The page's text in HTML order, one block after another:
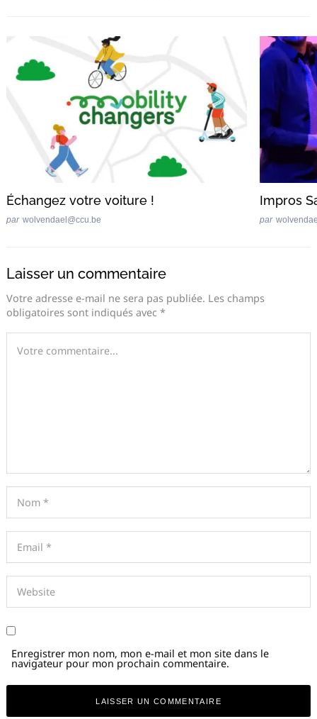
Échangez votre voiture !
par wolvendael@ccu.be
Impros
par
Laisser un commentaire
Votre adresse e-mail ne sera pas publiée. Les champs
obligatoires sont indiqués avec *
Enregistrer mon nom, mon e-mail et mon site dans le
navigateur pour mon prochain commentaire.